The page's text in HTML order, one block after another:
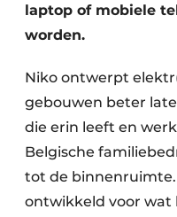
laptop of mobiele
worden.
Niko ontwerpt
gebouwen beter
die erin leeft en
Belgische
tot de
ontwikkeld voor wat